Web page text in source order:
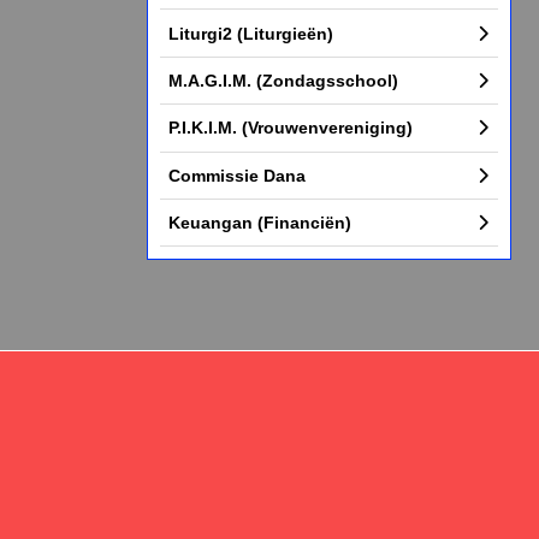
Liturgi2 (Liturgieën)
M.A.G.I.M. (Zondagsschool)
P.I.K.I.M. (Vrouwenvereniging)
Commissie Dana
Keuangan (Financiën)